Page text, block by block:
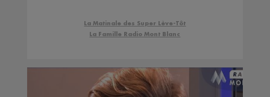
La Matinale des Super Lève-Tôt
La Famille Radio Mont Blanc